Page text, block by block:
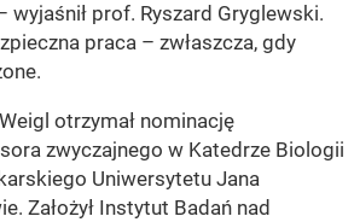
prof. Ryszard Gryglewski.
praca – zwłaszcza, gdy
otrzymał nominację
zwyczajnego w Katedrze Biologii
Uniwersytetu Jana
Założył Instytut Badań nad